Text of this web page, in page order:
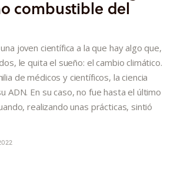
combustible del
joven científica a la que hay algo que,
le quita el sueño: el cambio climático.
de médicos y científicos, la ciencia
ADN. En su caso, no fue hasta el último
realizando unas prácticas, sintió